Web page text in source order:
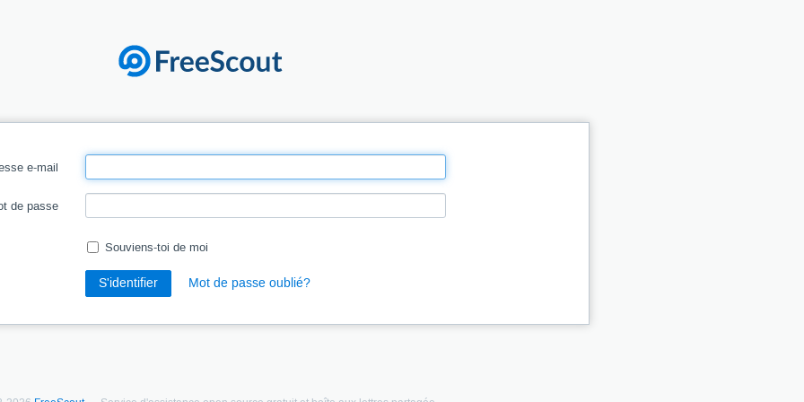
e-mail
de passe
Souviens-toi de moi
S'identifier Mot de passe oublié?